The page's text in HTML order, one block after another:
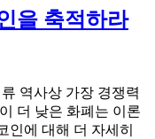
을 축적하라
역사상 가장 경쟁력
더 낮은 화폐는 이론
인에 대해 더 자세히